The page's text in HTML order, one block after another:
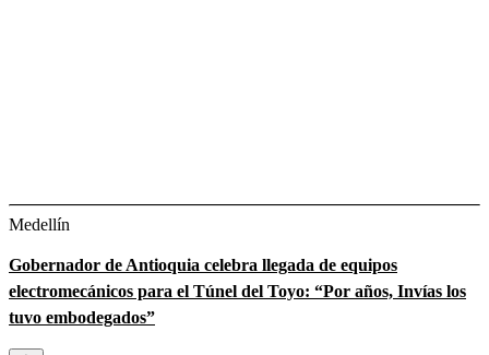
Medellín
Gobernador de Antioquia celebra llegada de equipos
electromecánicos para el Túnel del Toyo: “Por años, Invías los
tuvo embodegados”